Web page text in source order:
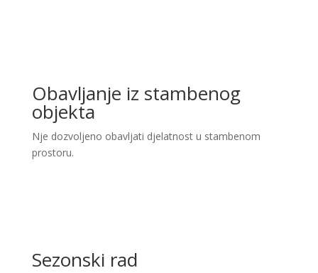
Obavljanje iz stambenog
objekta
Nje dozvoljeno obavljati djelatnost u stambenom
prostoru.
Sezonski rad